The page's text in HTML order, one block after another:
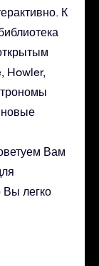
К
Howler,
Вам
Вы легко